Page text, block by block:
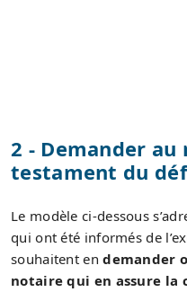
2 - Demander
testament du
Le modèle ci-dessous
qui ont été informés de
souhaitent endemander
notaire qui en assure la